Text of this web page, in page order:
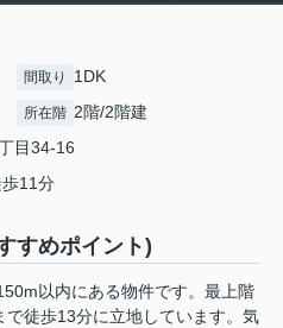
間取り 1DK
所在階 2階/2階建
目34-16
歩11分
すめポイント)
以内にある物件です。最上階
徒歩13分に立地しています。気